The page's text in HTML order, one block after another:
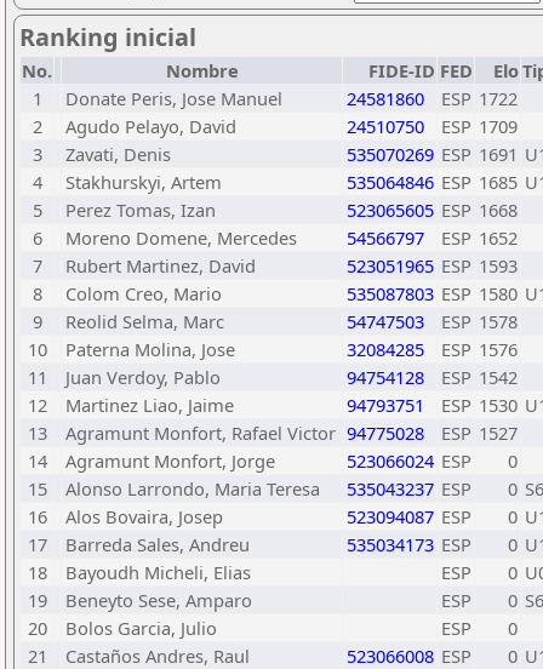
Ranking inicial
No. Nombre FIDE-ID FED Elo
1
Donate Peris, Jose Manuel 24581860 ESP 1722
2
Agudo Pelayo, David 24510750 ESP 1709
3
Zavati, Denis 535070269 ESP 1691
4
Stakhurskyi, Artem 535064846 ESP 1685
5
Perez Tomas, Izan 523065605 ESP 1668
6
Moreno Domene, Mercedes 54566797 ESP 1652
7
Rubert Martinez, David 523051965 ESP 1593
8
Colom Creo, Mario 535087803 ESP 1580
9
Reolid Selma, Marc 54747503 ESP 1578
10
Paterna Molina, Jose 32084285 ESP 1576
11
Juan Verdoy, Pablo 94754128 ESP 1542
12
Martinez Liao, Jaime 94793751 ESP 1530
13
Agramunt Monfort, Rafael Victor 94775028 ESP 1527
14
Agramunt Monfort, Jorge 523066024 ESP
0
15
Alonso Larrondo, Maria Teresa 535043237 ESP 0
16
Alos Bovaira, Josep 523094087 ESP 0
17
Barreda Sales, Andreu 535034173 ESP 0
18
Bayoudh Micheli, Elias ESP 0
19
Beneyto Sese, Amparo ESP 0
20
Bolos Garcia, Julio ESP
0
21
Castaños Andres, Raul 523066008 ESP 0